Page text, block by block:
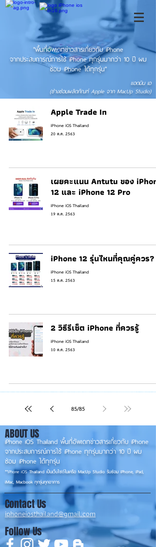
"พื้นที่อัพเดทข่าวสารเกี่ยวกับ iPhone
จากประสบการณ์การใช้ iPhone ทุกรุ่นมากว่า 10 ปี ผม
ซ่อม iPhone ได้ทุกรุ่น"
แอดมิน เอ
(ช่างซ่อมผลิตภัณฑ์ Apple จาก MacUp Studio)
Apple Trade In
iPhone iOS Thailand
20 ต.ค. 2563
เผยคะแนน Antutu ของ iPhone
12 และ iPhone 12 Pro
iPhone iOS Thailand
19 ต.ค. 2563
iPhone 12 รุ่นไหนที่คุณคู่ควร?
iPhone iOS Thailand
15 ต.ค. 2563
2 วิธีรีเซ็ต iPhone ที่ควรรู้
iPhone iOS Thailand
10 ต.ค. 2563
85/85
iPhone iOS Thailand พื้นที่อัพเดทข่าวสารเกี่ยวกับ iPhone
จากประสบการณ์การใช้ iPhone ทุกรุ่นมากว่า 10 ปี ผม
ซ่อม iPhone ได้ทุกรุ่น
**iPhone iOSThailand เป็นเว็บไซต์ในเครือ MacUp Studio รับซ่อม iPhone, iPad,
iMac, Macbook ทุกรุ่นทุกอาการ
ABOUT US
iphoneiosthailand@gmail.com
Contact Us
Follow Us